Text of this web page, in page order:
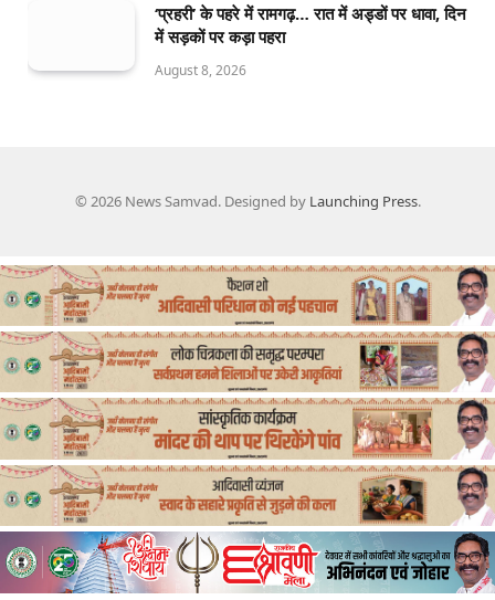
‘प्रहरी’ के पहरे में रामगढ़… रात में अड्डों पर धावा, दिन
में सड़कों पर कड़ा पहरा
August 8, 2026
© 2026 News Samvad. Designed by Launching Press.